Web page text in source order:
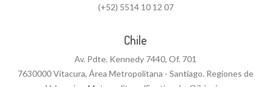
(+52) 5514 10 12 07
Chile
Av. Pdte. Kennedy 7440, Of. 701
7630000 Vitacura, Área Metropolitana - Santiago. Regiones de